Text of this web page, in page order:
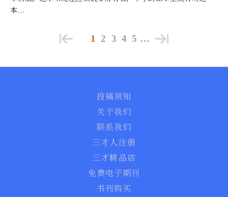
本...
1 2 3 4 5 …
投稿须知
关于我们
联系我们
三才人注册
三才精品店
免费电子期刊
书刊购买